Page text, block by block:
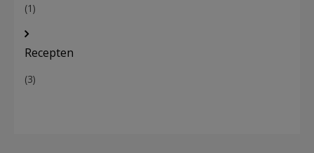
(1)
Recepten
(3)